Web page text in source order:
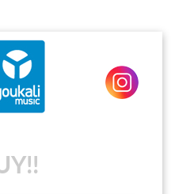
FOR JOOMLA 2.5 AND 3.0+